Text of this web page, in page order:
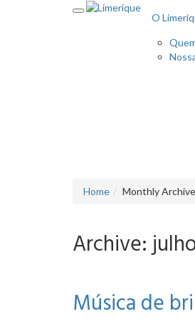
O
Home Monthly Archive
Archive:
Música de